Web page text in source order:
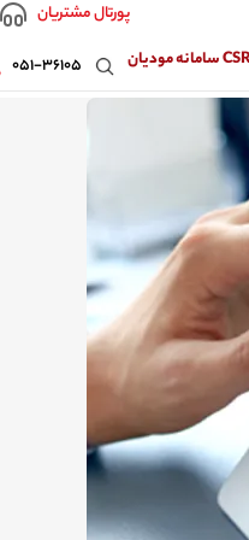
پورتال مشتریان
۰۵۱-۳۶۱۰۵